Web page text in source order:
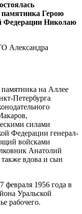
Герою
Федерации Николаю
на Аллее
Петербурга
силами
Федерации генерал-
войсками
Анатолий
вдова и сын
1956 года в
Уральской
рабочего.